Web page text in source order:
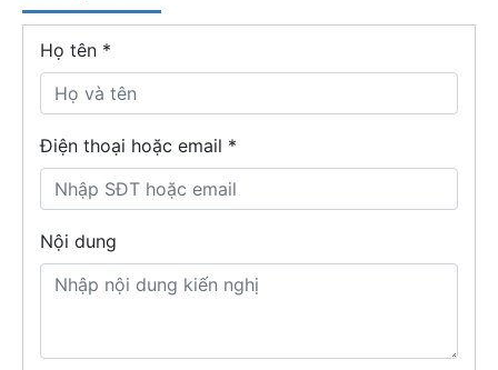
Họ tên *
Điện thoại hoặc email *
Nội dung